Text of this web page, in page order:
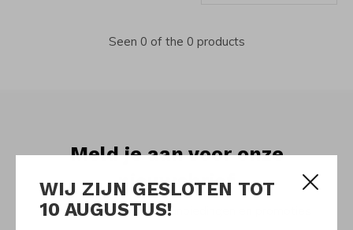
WIJ ZIJN GESLOTEN TOT
10 AUGUSTUS!
Seen 0 of the 0 products
Meld je aan voor onze
nieuwsbrief
Ontvang de nieuwste aanbiedingen en promoties